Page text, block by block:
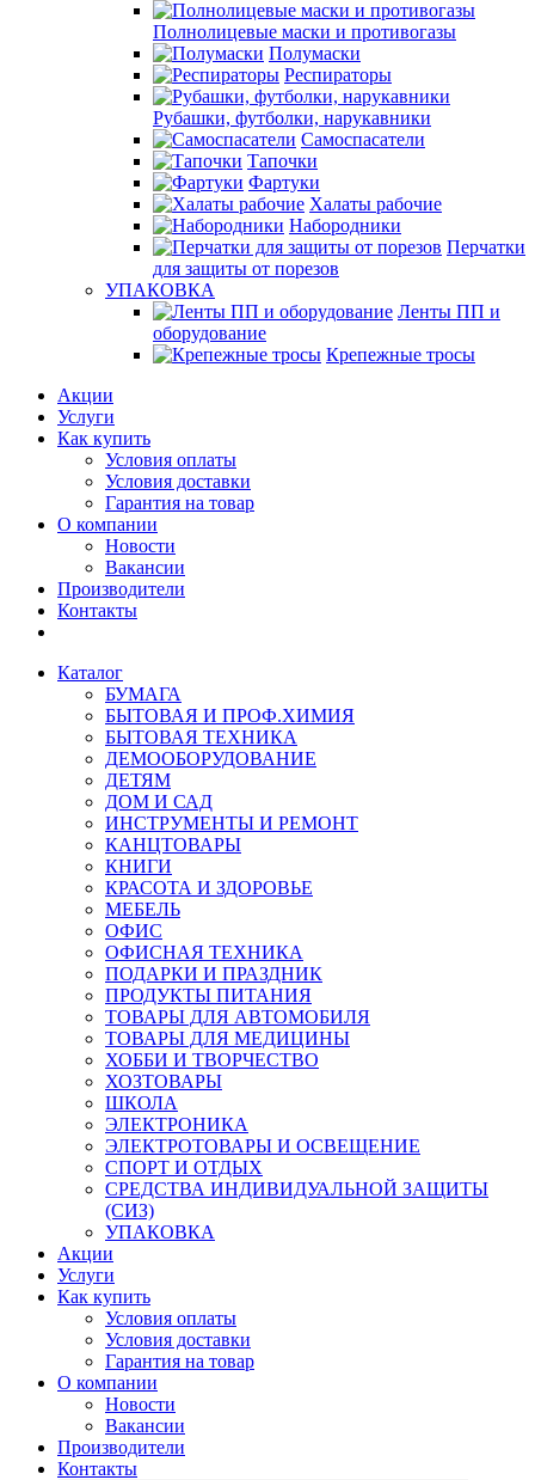
Полнолицевые маски и противогазы
Полумаски
Респираторы
Рубашки, футболки, нарукавники
Самоспасатели
Тапочки
Фартуки
Халаты рабочие
Набородники
Перчатки
для защиты от порезов
УПАКОВКА
Ленты ПП и
оборудование
Крепежные тросы
Акции
Услуги
Как купить
Условия оплаты
Условия доставки
Гарантия на товар
О компании
Новости
Вакансии
Производители
Контакты
Каталог
БУМАГА
БЫТОВАЯ И ПРОФ.ХИМИЯ
БЫТОВАЯ ТЕХНИКА
ДЕМООБОРУДОВАНИЕ
ДЕТЯМ
ДОМ И САД
ИНСТРУМЕНТЫ И РЕМОНТ
КАНЦТОВАРЫ
КНИГИ
КРАСОТА И ЗДОРОВЬЕ
МЕБЕЛЬ
ОФИС
ОФИСНАЯ ТЕХНИКА
ПОДАРКИ И ПРАЗДНИК
ПРОДУКТЫ ПИТАНИЯ
ТОВАРЫ ДЛЯ АВТОМОБИЛЯ
ТОВАРЫ ДЛЯ МЕДИЦИНЫ
ХОББИ И ТВОРЧЕСТВО
ХОЗТОВАРЫ
ШКОЛА
ЭЛЕКТРОНИКА
ЭЛЕКТРОТОВАРЫ И ОСВЕЩЕНИЕ
СПОРТ И ОТДЫХ
СРЕДСТВА ИНДИВИДУАЛЬНОЙ ЗАЩИТЫ
(СИЗ)
УПАКОВКА
Акции
Услуги
Как купить
Условия оплаты
Условия доставки
Гарантия на товар
О компании
Новости
Вакансии
Производители
Контакты